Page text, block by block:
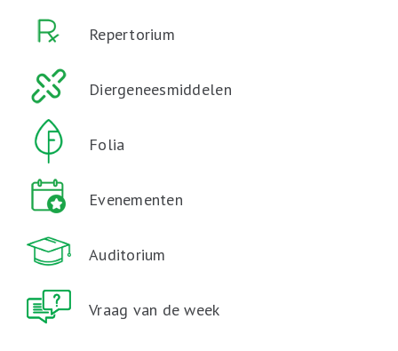
Repertorium
Diergeneesmiddelen
Folia
Evenementen
Auditorium
Vraag van de week